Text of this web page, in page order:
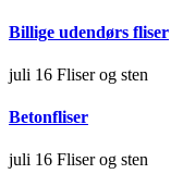
Billige udendørs fliser
juli 16 Fliser og sten
Betonfliser
juli 16 Fliser og sten